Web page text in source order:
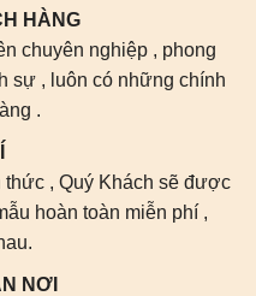
HÀNG
chuyên nghiệp , phong
sự , luôn có những chính
.
, Quý Khách sẽ được
hoàn toàn miễn phí ,
NƠI